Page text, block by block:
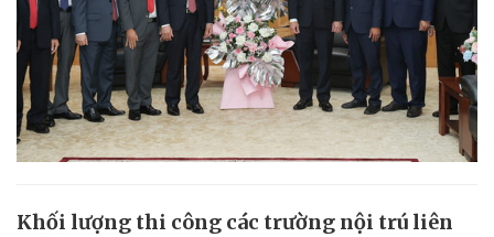
Khối lượng thi công các trường nội trú liên